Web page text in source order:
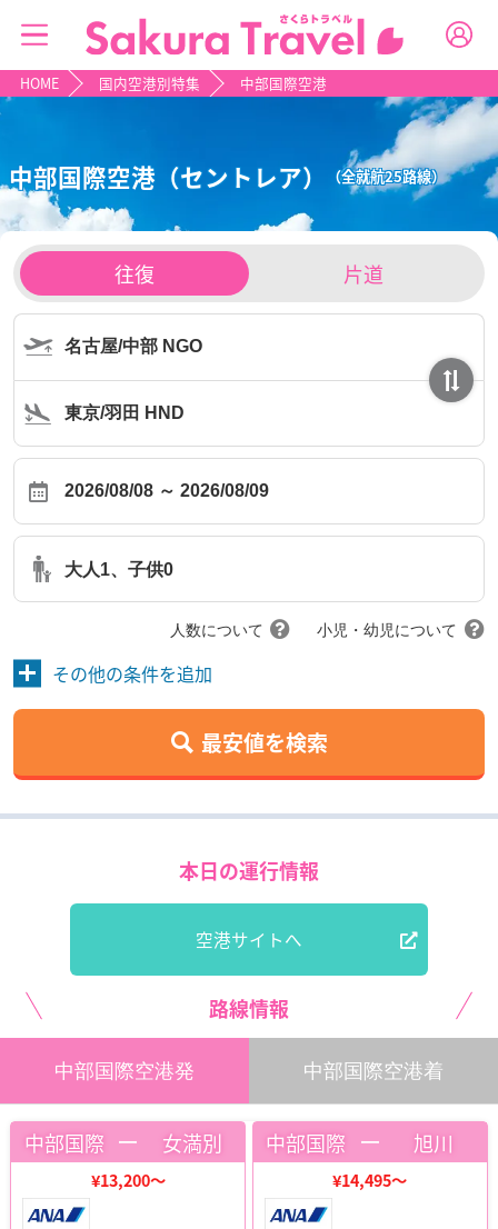
HOME 国内空港別特集 中部国際空港
中部国際空港（セントレア） （全就航25路線）
チ
ケ
ッ
ト
イ
往復 片道
大人1、子供0
人数について 小児・幼児について
その他の条件を追加
最安値を検索
本日の運行情報
空港サイトへ
路線情報
中部国際空港発 中部国際空港着
中部国際 ー 女満別
¥13,200～
中部国際 ー 旭川
¥14,495～